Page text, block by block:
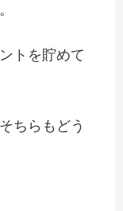
トを貯めて
ちらもどう